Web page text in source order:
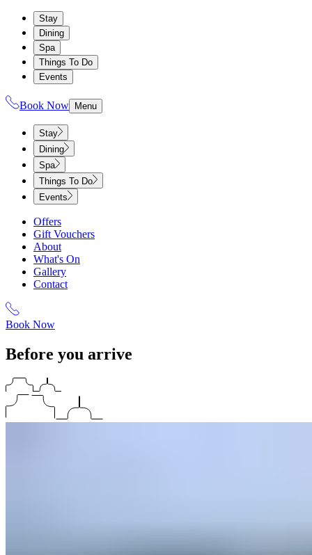
Stay
Dining
Spa
Things To Do
Events
Book Now Menu
Stay
Dining
Spa
Things To Do
Events
Offers
Gift Vouchers
About
What's On
Gallery
Contact
Book Now
Before you arrive​​​​‌ ‍ ​‍​‍‌‍ ‌ ​‍‌‍‍‌‌‍‌ ‌‍‍‌‌‍ ‍​‍​‍​ ‍‍​‍​‍‌ ​ ‌‍​‌‌‍ ‍‌‍‍‌‌ ‌​‌ ‍‌​‍ ‍‌‍‍‌‌‍ ​‍​‍​‍ ​​‍​‍‌‍‍​‌ ​‍‌‍‌‌‌‍‌‍​‍​‍​ ‍‍​‍​‍‌‍‍​‌ ‌​‌ ‌​‌ ​​‌ ​ ​ ‍‍​‍ ​‍ ‌‍ ​​‍ ‌‌‍​‌‌‍ ‍‌‍‌​​‍ ‌‌ ​‍​‍ ‌‌‍‍​‌‍ ‌ ‌​‌‍‌‌‌‍ ​‌ ​ ​‍ ‌‌ ​ ‌ ‌​‌ ‌‌‌‍‌​‌‍‍‌‌‍ ​‍ ‍‌ ‌‍‌‍‌‌‌ ​‍‌‍​ ‌‍‌‌‌‍ ​​‍ ‍‌‍​‌‌ ​​‌ ​​​‍ ‌‍‍‌‌‍ ‍‌ ‌​‌‍‌‌‌‍ ‍‌ ‌​​‍ ‌‍‌‌‌‍‌​‌‍‍‌‌ ‌​​‍ ‌‍ ‌‌‍ ‌‍‌​‌‍‌‌​ ‌‌ ​​‌ ​‍‌‍‌‌‌ ​ ‌‍‌‌‌‍ ‍‌ ‌​‌‍​‌‌ ‌​‌‍‍‌‌‍ ‌‍ ‍​ ‍ ‌‍‍‌‌‍‌​​ ‌​ ‌‌​ ‌ ​ ‌​​ ‍‌‌‍​ ‌‍‌‌‌‍​‍​ ‌ ​‍ ‌​ ​​​ ‍‌‌‍‌‍‌‍​ ​‍ ‌​ ‌​​ ​‍​ ‌‌​ ‌​​‍ ‌‌‍​‌​ ‌​​ ​ ​ ​‍​‍ ‌​ ‌​​ ​​​ ‌‌​ ‌‍‌‍​ ​ ‌ ​ ‌‌​ ‌ ‌‍​‌​ ‌‌‌‍​‌​ ‌ ​ ‍ ‌ ‌​‌ ‍‌‌ ​​‌‍‌‌​ ‌‌‍‍​‌‍ ‌ ‌​‌‍‌‌‌‍ ​‌‌​ ‌‍‍‌‌ ‌​‌‍‌‌‌‌​​‌‍​‌‌‍‌ ‌‍‌‌​ ‍ ‌ ​​‌‍​‌‌ ‌​‌‍‍​​ ‌‌ ​​‌‍​‌‌‍‌ ‌‍‌‌‌​​‍‌ ‌‌‌‍‍‌‌‍ ​‌‍‌​‌‍‌‌‌ ​‍​‍‌‌​ ‌‌‌​​‍‌‌ ‌‍‍ ‌‍‌‌‌ ‍‌​‍‌‌​ ​ ‌​‌​​‍‌‌​ ​ ‌​‌​​‍‌‌​ ​‍​ ​‍​ ​‌‌‍​‍​ ‍‌‌‍​‌​ ‍‌‌‍​‌​ ‌ ​ ‍​​ ‌ ​ ‍‌‌‍‌‌​ ​​​‍‌‌​ ​‍​ ​‍​‍‌‌​ ‌‌‌​‌​​‍ ‍‌‍‍​‌‍‌‌‌‍​‌‌‍‌​‌‍‍‌‌‍ ‍‌‍‌ ​ ‌‍​‍‌‍​‌‌ ​ ‌‍‌‌‌‌‌‌‌ ​‍‌‍ ​​ ‌‌‍‍​‌ ‌​‌ ‌​‌ ​​‌ ​ ​‍‌‌​ ​ ‌​​‌​‍‌‌​ ​‍‌​‌‍​‍‌‌​ ​‍‌​‌‍‌‍ ​​‍ ‌‌‍​‌‌‍ ‍‌‍‌​​‍ ‌‌ ​‍​‍ ‌‌‍‍​‌‍ ‌ ‌​‌‍‌‌‌‍ ​‌ ​ ​‍ ‌‌ ​ ‌ ‌​‌ ‌‌‌‍‌​‌‍‍‌‌‍ ​‍ ‍‌ ‌‍‌‍‌‌‌ ​‍‌‍​ ‌‍‌‌‌‍ ​​‍ ‍‌‍​‌‌ ​​‌ ​​​‍‌‍‌‍‍‌‌‍‌​​ ‌​ ‌‌​ ‌ ​ ‌​​ ‍‌‌‍​ ‌‍‌‌‌‍​‍​ ‌ ​‍ ‌​ ​​​ ‍‌‌‍‌‍‌‍​ ​‍ ‌​ ‌​​ ​‍​ ‌‌​ ‌​​‍ ‌‌‍​‌​ ‌​​ ​ ​ ​‍​‍ ‌​ ‌​​ ​​​ ‌‌​ ‌‍‌‍​ ​ ‌ ​ ‌‌​ ‌ ‌‍​‌​ ‌‌‌‍​‌​ ‌ ​‍‌‍‌ ‌​‌ ‍‌‌ ​​‌‍‌‌​ ‌‌‍‍​‌‍ ‌ ‌​‌‍‌‌‌‍ ​‌‌​ ‌‍‍‌‌ ‌​‌‍‌‌‌‌​​‌‍​‌‌‍‌ ‌‍‌‌​‍‌‍‌ ​​‌‍​‌‌ ‌​‌‍‍​​ ‌‌ ​​‌‍​‌‌‍‌ ‌‍‌‌‌​​‍‌ ‌‌‌‍‍‌‌‍ ​‌‍‌​‌‍‌‌‌ ​‍​‍‌‌​ ‌‌‌​​‍‌‌ ‌‍‍ ‌‍‌‌‌ ‍‌​‍‌‌​ ​ ‌​‌​​‍‌‌​ ​ ‌​‌​​‍‌‌​ ​‍​ ​‍​ ​‌‌‍​‍​ ‍‌‌‍​‌​ ‍‌‌‍​‌​ ‌ ​ ‍​​ ‌ ​ ‍‌‌‍‌‌​ ​​​‍‌‌​ ​‍​ ​‍​‍‌‌​ ‌‌‌​‌​​‍ ‍‌‍‍​‌‍‌‌‌‍​‌‌‍‌​‌‍‍‌‌‍ ‍‌‍‌ ​‍‌‍‌ ​​‌‍‌‌‌ ​‍‌ ​ ‌ ​​‌‍‌‌‌‍​ ‌ ‌​‌‍‍‌‌ ‌‍‌‍‌‌​ ‌‌ ​​‌ ‌‌‌‍​‍‌‍ ​‌‍‍‌‌ ​ ‌‍‍​‌‍‌‌‌‍‌​​‍​‍‌ ‌